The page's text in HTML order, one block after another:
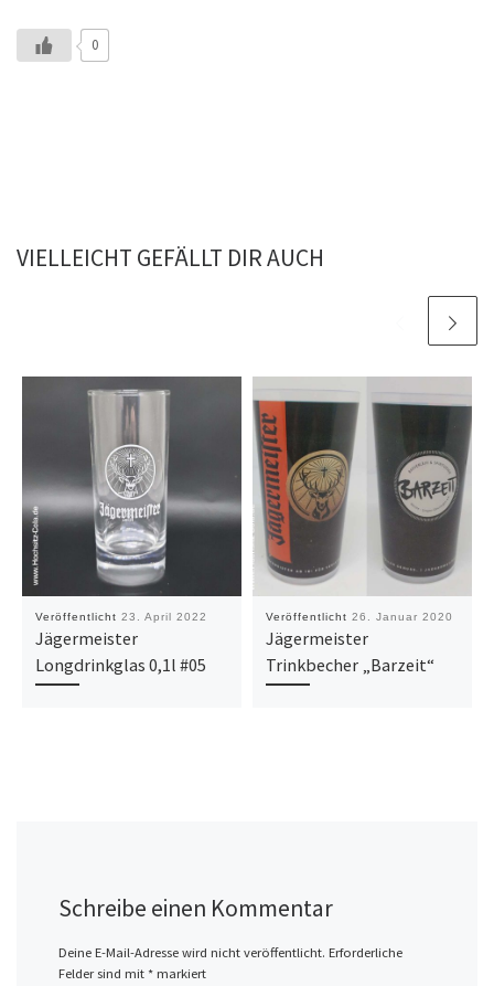
0
VIELLEICHT GEFÄLLT DIR AUCH
Veröffentlicht 23. April 2022
Jägermeister
Longdrinkglas 0,1l #05
Veröffentlicht 26. Januar 2020
Jägermeister
Trinkbecher „Barzeit“
Schreibe einen Kommentar
Deine E-Mail-Adresse wird nicht veröffentlicht. Erforderliche
Felder sind mit *markiert